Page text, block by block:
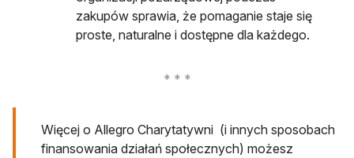
zakupów sprawia, że pomaganie staje się
proste, naturalne i dostępne dla każdego.
Więcej o Allegro Charytatywni (i innych sposobach
finansowania działań społecznych) możesz